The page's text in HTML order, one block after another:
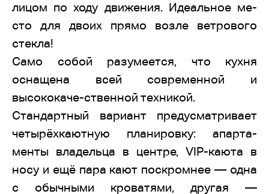
лицом по ходу движения. Идеальное ме-
сто для двоих прямо возле ветрового
стекла!
Само собой разумеется, что кухня
оснащена всей современной и
высококаче-ственной техникой.
Стандартный вариант предусматривает
четырёхкаютную планировку: апарта-
менты владельца в центре, VIP-каюта в
носу и ещё пара кают поскромнее — одна
с обычными кроватями, другая —